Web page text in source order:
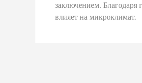
заключением. Благодаря
влияет на микроклимат.